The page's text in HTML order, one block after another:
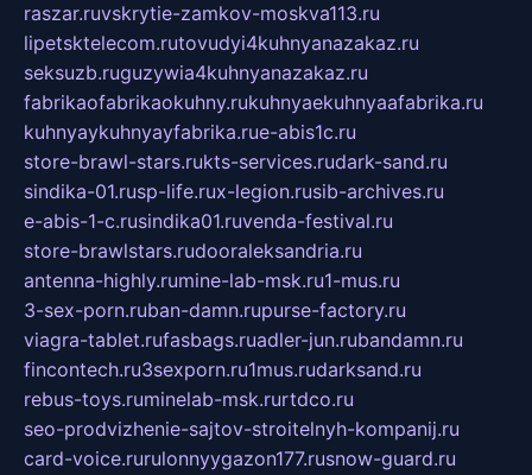
raszar.ruvskrytie-zamkov-moskva113.ru
lipetsktelecom.rutovudyi4kuhnyanazakaz.ru
seksuzb.ruguzywia4kuhnyanazakaz.ru
fabrikaofabrikaokuhny.rukuhnyaekuhnyaafabrika.ru
kuhnyaykuhnyayfabrika.rue-abis1c.ru
store-brawl-stars.rukts-services.rudark-sand.ru
sindika-01.rusp-life.rux-legion.rusib-archives.ru
e-abis-1-c.rusindika01.ruvenda-festival.ru
store-brawlstars.rudooraleksandria.ru
antenna-highly.rumine-lab-msk.ru1-mus.ru
3-sex-porn.ruban-damn.rupurse-factory.ru
viagra-tablet.rufasbags.ruadler-jun.rubandamn.ru
fincontech.ru3sexporn.ru1mus.rudarksand.ru
rebus-toys.ruminelab-msk.rurtdco.ru
seo-prodvizhenie-sajtov-stroitelnyh-kompanij.ru
card-voice.rurulonnyygazon177.rusnow-guard.ru